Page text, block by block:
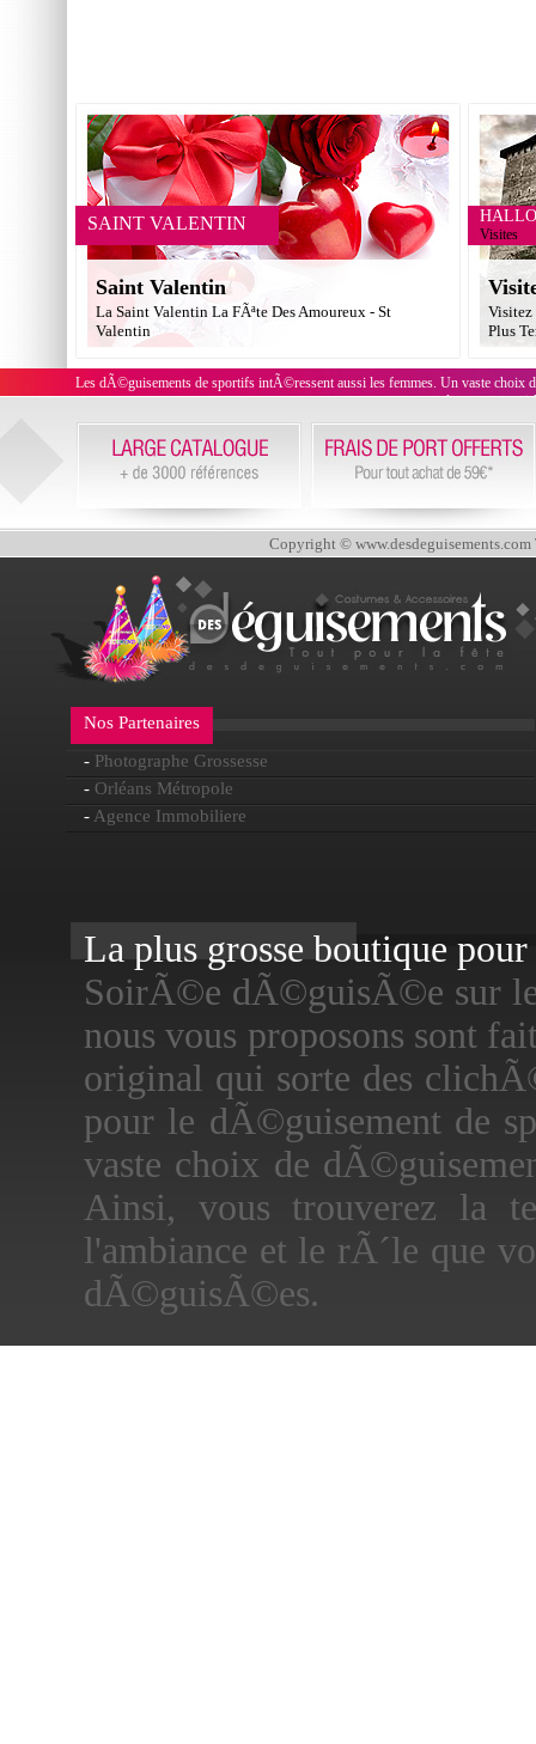
SAINT VALENTIN
Saint Valentin
La Saint Valentin La FÃªte Des Amoureux - St
Valentin
Visites
Visitez
Plus
Les dÃ©guisements de sportifs intÃ©ressent aussi les femmes. Un vaste
tenues de pom-pom
Copyright © www.desdeguisements.com
Nos Partenaires
- Photographe Grossesse
- Orléans Métropole
- Agence Immobiliere
La plus grosse boutique
SoirÃ©e dÃ©guisÃ©e sur le
nous vous proposons sont
original qui sorte des
pour le dÃ©guisement de
vaste choix de
Ainsi, vous trouverez la
l'ambiance et le rÃ´le que
dÃ©guisÃ©es.